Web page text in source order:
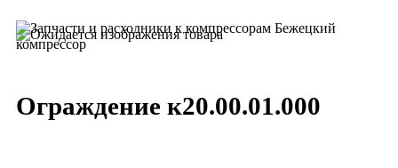
Ограждение к20.00.01.000